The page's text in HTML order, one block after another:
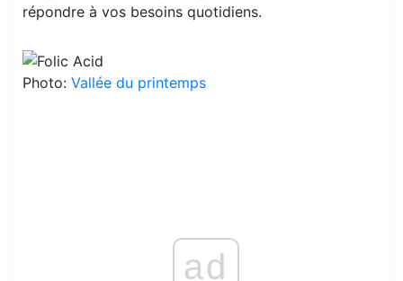
répondre à vos besoins quotidiens.
Photo: Vallée du printemps
ad